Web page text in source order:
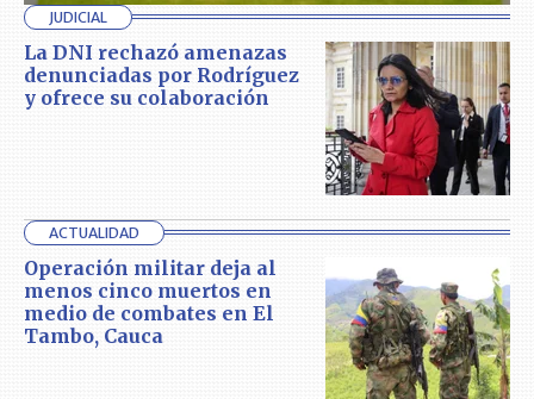
JUDICIAL
La DNI rechazó amenazas
denunciadas por Rodríguez
y ofrece su colaboración
ACTUALIDAD
Operación militar deja al
menos cinco muertos en
medio de combates en El
Tambo, Cauca